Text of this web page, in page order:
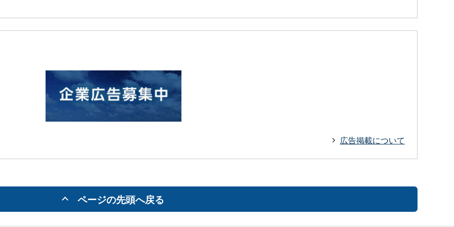
広告掲載について
ページの先頭へ戻る